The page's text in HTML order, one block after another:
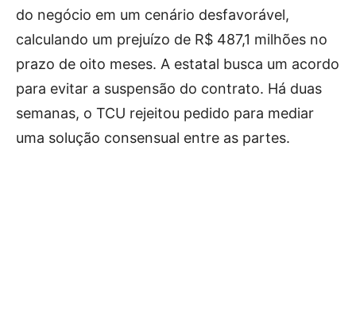
do negócio em um cenário desfavorável,
calculando um prejuízo de R$ 487,1 milhões no
prazo de oito meses. A estatal busca um acordo
para evitar a suspensão do contrato. Há duas
semanas, o TCU rejeitou pedido para mediar
uma solução consensual entre as partes.